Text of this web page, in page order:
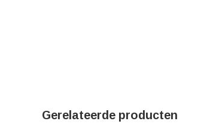
Gerelateerde producten